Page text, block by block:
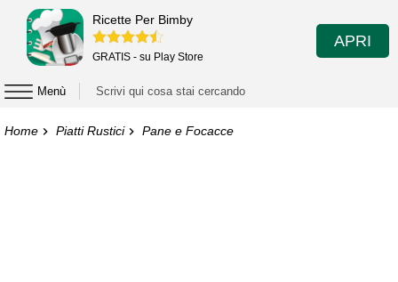
Ricette Per Bimby
GRATIS - su Play Store
APRI
Menù
Home Piatti Rustici Pane e Focacce